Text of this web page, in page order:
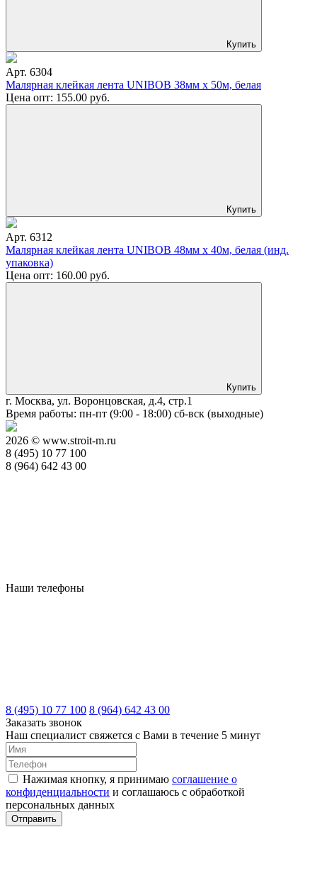
Купить
Арт. 6304
Малярная клейкая лента UNIBOB 38мм х 50м, белая
Цена опт: 155.00 руб.
Купить
Арт. 6312
Малярная клейкая лента UNIBOB 48мм х 40м, белая (инд.
упаковка)
Цена опт: 160.00 руб.
Купить
г. Москва, ул. Воронцовская, д.4, стр.1
Время работы: пн-пт (9:00 - 18:00) сб-вск (выходные)
2026 © www.stroit-m.ru
8 (495) 10 77 100
8 (964) 642 43 00
Наши телефоны
8 (495) 10 77 100 8 (964) 642 43 00
Заказать звонок
Наш специалист свяжется с Вами в течение 5 минут
Нажимая кнопку, я принимаю соглашение о
конфиденциальности и соглашаюсь с обработкой
персональных данных